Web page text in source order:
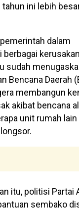
ini lebih
dalam
berbagai
sudah
Bencana Daerah
membangun
akibat bencana
unit rumah lain
itu, politisi Partai
sembako